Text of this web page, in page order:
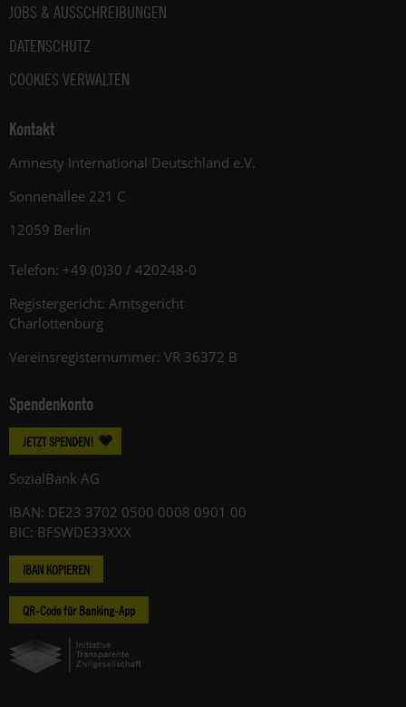
JOBS & AUSSCHREIBUNGEN
DATENSCHUTZ
COOKIES VERWALTEN
Kontakt
Amnesty International Deutschland e.V.
Sonnenallee 221 C
12059 Berlin
Telefon: +49 (0)30 / 420248-0
Registergericht: Amtsgericht
Charlottenburg
Vereinsregisternummer: VR 36372 B
Spendenkonto
JETZT SPENDEN!
SozialBank AG
IBAN: DE23 3702 0500 0008 0901 00
BIC: BFSWDE33XXX
IBAN KOPIEREN
QR-Code für Banking-App